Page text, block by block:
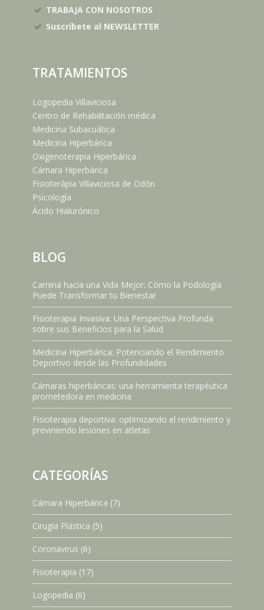
TRABAJA CON NOSOTROS
Suscríbete al NEWSLETTER
TRATAMIENTOS
Logopedia Villaviciosa
Centro de Rehabilitación médica
Medicina Subacuática
Medicina Hiperbárica
Oxigenoterapia Hiperbárica
Cámara Hiperbárica
Fisioterápia Villaviciosa de Odón
Psicología
Ácido Hialurónico
BLOG
Camina hacia una Vida Mejor: Cómo la Podología
Puede Transformar tu Bienestar
Fisioterapia Invasiva: Una Perspectiva Profunda
sobre sus Beneficios para la Salud
Medicina Hiperbárica: Potenciando el Rendimiento
Deportivo desde las Profundidades
Cámaras hiperbáricas: una herramienta terapéutica
prometedora en medicina
Fisioterapia deportiva: optimizando el rendimiento y
previniendo lesiones en atletas
CATEGORÍAS
Cámara Hiperbárica (7)
Cirugía Plástica (5)
Coronavirus (6)
Fisioterapia (17)
Logopedia (6)